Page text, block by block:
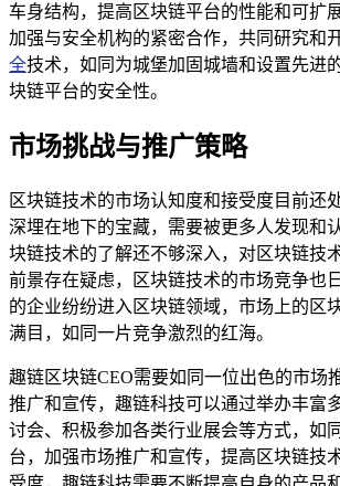
车身结构，提高区块链平台的性能和可扩
加强与安全机构的紧密合作，共同研究和
全技术，如同为城堡加固城墙和设置先进
块链平台的安全性。
市场挑战与推广策略
区块链技术的市场认知度和接受度目前还
深埋在地下的宝藏，需要被更多人发现和
块链技术的了解还不够深入，对区块链技
前景存在疑虑，区块链技术的市场竞争也
的企业纷纷进入区块链领域，市场上的区
满目，如同一片竞争激烈的红海。
趣链区块链CEO需要如同一位出色的市场
推广和宣传，趣链科技可以通过举办丰富
讨会、积极参加各类行业展会等方式，如
台，加强市场推广和宣传，提高区块链技